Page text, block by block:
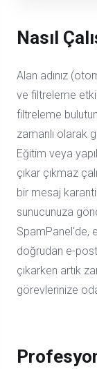
Nasıl
Alan adınız
ve filtreleme
filtreleme
zamanlı olarak
Eğitim veya
çıkar çıkmaz
bir mesaj
sunucunuza
SpamPanel'de,
doğrudan e-
çıkarken artık
görevlerinize